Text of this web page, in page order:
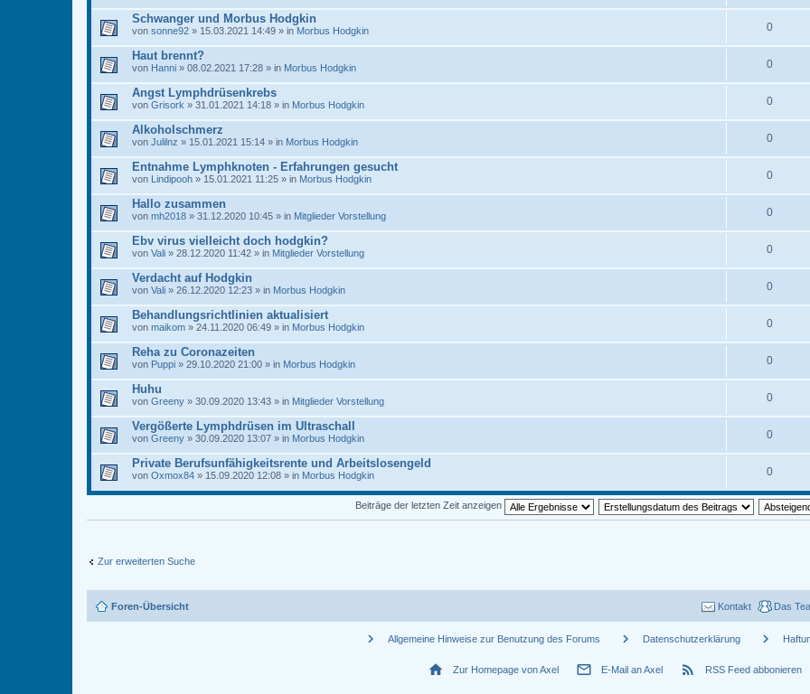
Schwanger und Morbus Hodgkin
von sonne92 » 15.03.2021 14:49 » in Morbus Hodgkin 0
Haut brennt?
von Hanni » 08.02.2021 17:28 » in Morbus Hodgkin 0
Angst Lymphdrüsenkrebs
von Grisork » 31.01.2021 14:18 » in Morbus Hodgkin 0
Alkoholschmerz
von Julilnz » 15.01.2021 15:14 » in Morbus Hodgkin 0
Entnahme Lymphknoten - Erfahrungen gesucht
von Lindipooh » 15.01.2021 11:25 » in Morbus Hodgkin 0
Hallo zusammen
von mh2018 » 31.12.2020 10:45 » in Mitglieder Vorstellung 0
Ebv virus vielleicht doch hodgkin?
von Vali » 28.12.2020 11:42 » in Mitglieder Vorstellung 0
Verdacht auf Hodgkin
von Vali » 26.12.2020 12:23 » in Morbus Hodgkin 0
Behandlungsrichtlinien aktualisiert
von maikom » 24.11.2020 06:49 » in Morbus Hodgkin 0
Reha zu Coronazeiten
von Puppi » 29.10.2020 21:00 » in Morbus Hodgkin 0
Huhu
von Greeny » 30.09.2020 13:43 » in Mitglieder Vorstellung 0
Vergößerte Lymphdrüsen im Ultraschall
von Greeny » 30.09.2020 13:07 » in Morbus Hodgkin 0
Private Berufsunfähigkeitsrente und Arbeitslosengeld
von Oxmox84 » 15.09.2020 12:08 » in Morbus Hodgkin 0
Beiträge der letzten Zeit anzeigen
Zur erweiterten Suche
Foren-Übersicht Das
Kontakt
chevron_right Allgemeine Hinweise zur Benutzung des Forums chevron_right Datenschutzerklärung chevron_right
home Zur Homepage von Axel mail_outline E-Mail an Axel rss_feed RSS Feed abbonieren